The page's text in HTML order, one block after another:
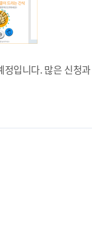
입니다. 많은 신청